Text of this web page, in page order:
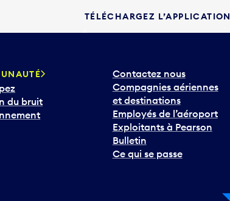
TÉLÉCHARGEZ L’APPLICATION
du bruit
Contactez nous
Compagnies aériennes
et destinations
Employés de l’aéroport
Exploitants à Pearson
Bulletin
Ce qui se passe